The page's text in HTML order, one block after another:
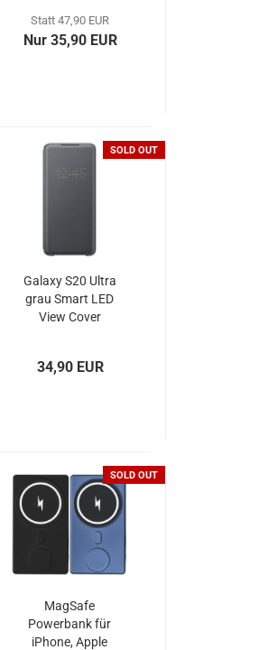
Statt 47,90 EUR
Nur 35,90 EUR
SOLD OUT
Galaxy S20 Ultra
grau Smart LED
View Cover
34,90 EUR
SOLD OUT
MagSafe
Powerbank für
iPhone, Apple